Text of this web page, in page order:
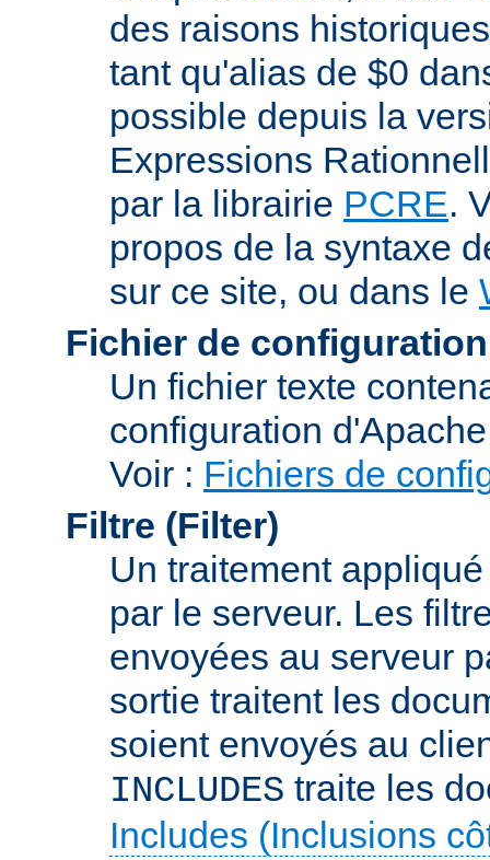
des raisons
tant qu'alias de $0
possible depuis la
Expressions
par la librairie PCRE.
propos de la syntaxe
sur ce site, ou dans le
Fichier de
Un fichier texte
configuration
Voir : Fichiers de
Filtre (Filter)
Un traitement
par le serveur. Les
envoyées au serveur
sortie traitent les
soient envoyés au
INCLUDES traite les
Includes (Inclusions